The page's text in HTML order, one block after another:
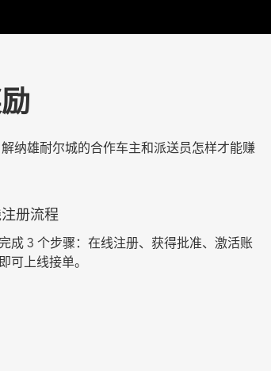
纳雄耐尔城的合作车主和派送员怎样才能赚
册流程
成 3 个步骤：在线注册、获得批准、激活账
可上线接单。